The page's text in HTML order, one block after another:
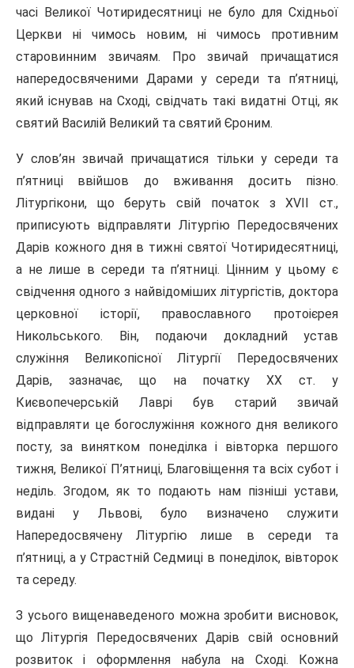
часі Великої Чотиридесятниці не було для Східньої
Церкви ні чимось новим, ні чимось противним
старовинним звичаям. Про звичай причащатися
напередосвяченими Дарами у середи та п’ятниці,
який існував на Сході, свідчать такі видатні Отці, як
святий Василій Великий та святий Єроним.
У слов’ян звичай причащатися тільки у середи та
п’ятниці ввійшов до вживання досить пізно.
Літургікони, що беруть свій початок з XVII ст.,
приписують відправляти Літургію Передосвячених
Дарів кожного дня в тижні святої Чотиридесятниці,
а не лише в середи та п’ятниці. Цінним у цьому є
свідчення одного з найвідоміших літургістів, доктора
церковної історії, право­славного протоієрея
Никольського. Він, подаючи докладний устав
служіння Великопісної Літургії Передосвячених
Дарів, зазначає, що на початку XX ст. у
Києвопечерській Лаврі був старий звичай
відправляти це богослужіння кожного дня великого
посту, за винятком понеділка і вівторка першого
тижня, Великої П’ятниці, Благовіщення та всіх субот і
неділь. Згодом, як то подають нам пізніші устави,
видані у Львові, було визначено служити
Напередосвячену Літургію лише в середи та
п’ятниці, а у Страстній Седмиці в понеділок, вівторок
та середу.
З усього вищенаведеного можна зробити висновок,
що Літургія Передосвячених Дарів свій основний
розвиток і оформлення набула на Сході. Кожна